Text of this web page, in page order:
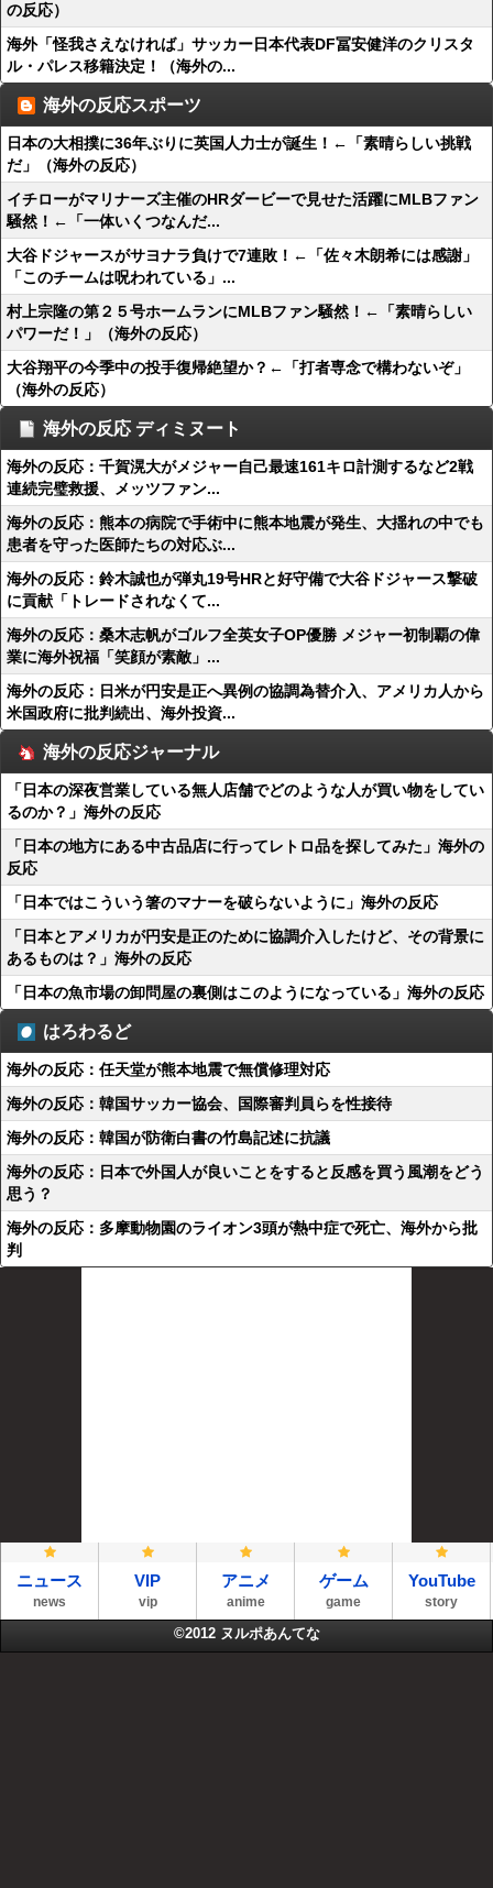
の反応）
海外「怪我さえなければ」サッカー日本代表DF冨安健洋のクリスタ
ル・パレス移籍決定！（海外の...
海外の反応スポーツ
日本の大相撲に36年ぶりに英国人力士が誕生！←「素晴らしい挑戦
だ」（海外の反応）
イチローがマリナーズ主催のHRダービーで見せた活躍にMLBファン
騒然！←「一体いくつなんだ...
大谷ドジャースがサヨナラ負けで7連敗！←「佐々木朗希には感謝」
「このチームは呪われている」...
村上宗隆の第２５号ホームランにMLBファン騒然！←「素晴らしい
パワーだ！」（海外の反応）
大谷翔平の今季中の投手復帰絶望か？←「打者専念で構わないぞ」
（海外の反応）
海外の反応 ディミヌート
海外の反応：千賀滉大がメジャー自己最速161キロ計測するなど2戦
連続完璧救援、メッツファン...
海外の反応：熊本の病院で手術中に熊本地震が発生、大揺れの中でも
患者を守った医師たちの対応ぶ...
海外の反応：鈴木誠也が弾丸19号HRと好守備で大谷ドジャース撃破
に貢献「トレードされなくて...
海外の反応：桑木志帆がゴルフ全英女子OP優勝 メジャー初制覇の偉
業に海外祝福「笑顔が素敵」...
海外の反応：日米が円安是正へ異例の協調為替介入、アメリカ人から
米国政府に批判続出、海外投資...
海外の反応ジャーナル
「日本の深夜営業している無人店舗でどのような人が買い物をしてい
るのか？」海外の反応
「日本の地方にある中古品店に行ってレトロ品を探してみた」海外の
反応
「日本ではこういう箸のマナーを破らないように」海外の反応
「日本とアメリカが円安是正のために協調介入したけど、その背景に
あるものは？」海外の反応
「日本の魚市場の卸問屋の裏側はこのようになっている」海外の反応
はろわるど
海外の反応：任天堂が熊本地震で無償修理対応
海外の反応：韓国サッカー協会、国際審判員らを性接待
海外の反応：韓国が防衛白書の竹島記述に抗議
海外の反応：日本で外国人が良いことをすると反感を買う風潮をどう
思う？
海外の反応：多摩動物園のライオン3頭が熱中症で死亡、海外から批
判
ニュース
news
VIP
vip
アニメ
anime
ゲーム
game
YouTube
story
©2012 ヌルポあんてな